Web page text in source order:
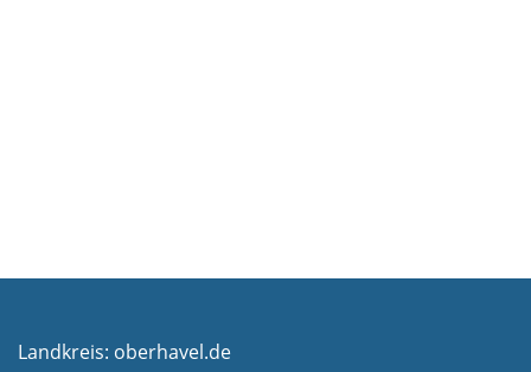
Landkreis: oberhavel.de